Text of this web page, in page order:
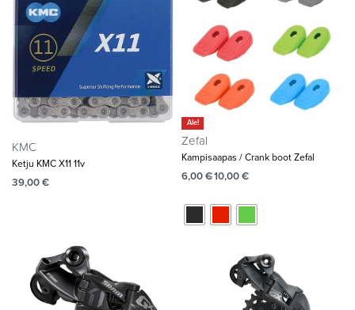
KMC
Ketju KMC X11 11v
39,00€
Ale!
Zefal
Kampisaapas / Crank boot Zefal
6,00€10,00€